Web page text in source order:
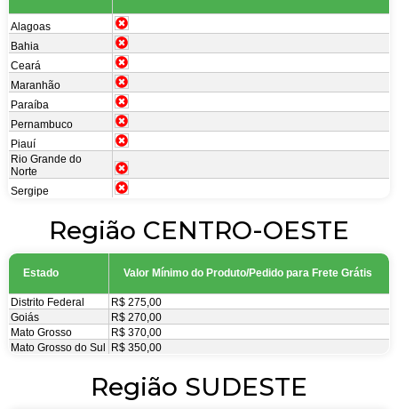
Alagoas
Bahia
Cear
Maranhão
Paraíba
Pernambuco
Piauí
Rio Grande do
Norte
Sergipe
Região CENTRO-OESTE
Estado Valor Mínimo do Produto/Pedido para Frete Grátis
Distrito Federal
R$ 275,00
Goiás
R$ 270,00
Mato Grosso
R$ 370,00
Mato Grosso do Sul
R$ 350,00
Região SUDESTE